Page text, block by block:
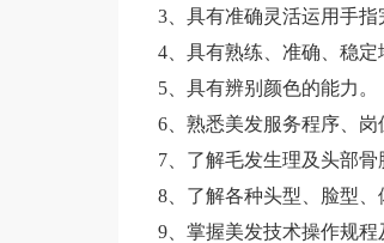
3、具有准确灵活运用手指
4、具有熟练、准确、稳定
5、具有辨别颜色的能力。
6、熟悉美发服务程序、岗
7、了解毛发生理及头部骨
8、了解各种头型、脸型、
9、掌握美发技术操作规